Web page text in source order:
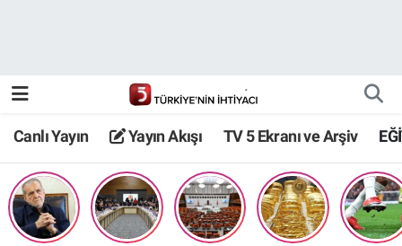
Canlı Yayın Yayın Akışı TV 5 Ekranı ve Arşiv
TV 5 Ekranı ve Arşiv